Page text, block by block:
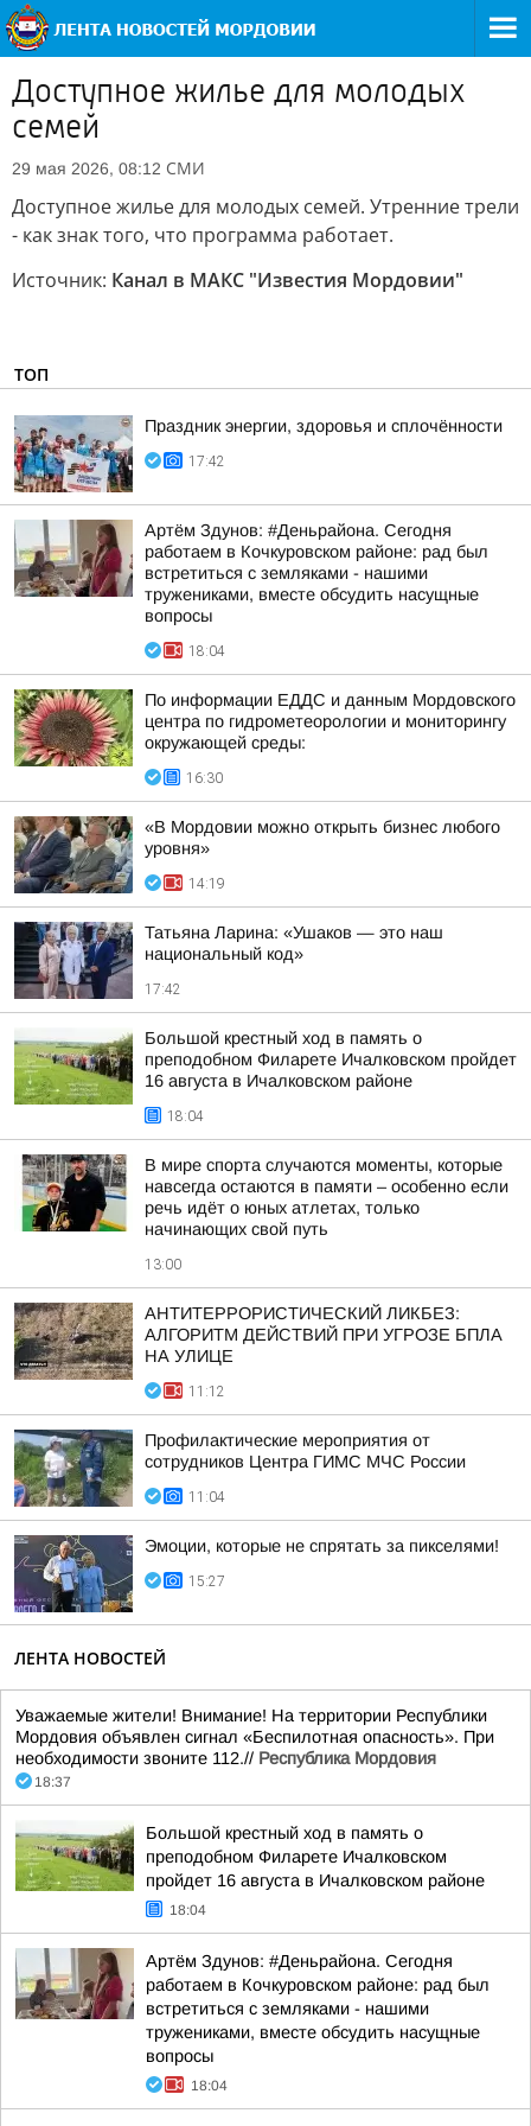
Доступное жилье для молодых
семей
29 мая 2026, 08:12 СМИ
Доступное жилье для молодых семей. Утренние трели
- как знак того, что программа работает.
Источник: Канал в МАКС "Известия Мордовии"
ТОП
Праздник энергии, здоровья и сплочённости
17:42
Артём Здунов: #Деньрайона. Сегодня
работаем в Кочкуровском районе: рад был
встретиться с земляками - нашими
тружениками, вместе обсудить насущные
вопросы
18:04
По информации ЕДДС и данным Мордовского
центра по гидрометеорологии и мониторингу
окружающей среды:
16:30
«В Мордовии можно открыть бизнес любого
уровня»
14:19
Татьяна Ларина: «Ушаков — это наш
национальный код»
17:42
Большой крестный ход в память о
преподобном Филарете Ичалковском пройдет
16 августа в Ичалковском районе
18:04
В мире спорта случаются моменты, которые
навсегда остаются в памяти – особенно если
речь идёт о юных атлетах, только
начинающих свой путь
13:00
АНТИТЕРРОРИСТИЧЕСКИЙ ЛИКБЕЗ:
АЛГОРИТМ ДЕЙСТВИЙ ПРИ УГРОЗЕ БПЛА
НА УЛИЦЕ
11:12
Профилактические мероприятия от
сотрудников Центра ГИМС МЧС России
11:04
Эмоции, которые не спрятать за пикселями!
15:27
ЛЕНТА НОВОСТЕЙ
Уважаемые жители! Внимание! На территории Республики
Мордовия объявлен сигнал «Беспилотная опасность». При
необходимости звоните 112.// Республика Мордовия
18:37
Большой крестный ход в память о
преподобном Филарете Ичалковском
пройдет 16 августа в Ичалковском районе
18:04
Артём Здунов: #Деньрайона. Сегодня
работаем в Кочкуровском районе: рад был
встретиться с земляками - нашими
тружениками, вместе обсудить насущные
вопросы
18:04